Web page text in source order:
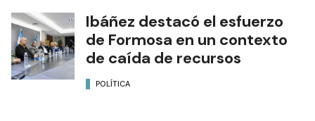
Ibáñez destacó el esfuerzo
de Formosa en un contexto
de caída de recursos
POLÍTICA